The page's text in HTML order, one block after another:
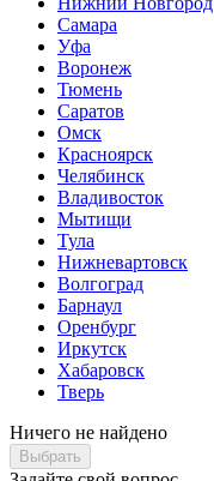
Самара
Уфа
Воронеж
Тюмень
Саратов
Омск
Красноярск
Челябинск
Владивосток
Мытищи
Тула
Нижневартовск
Волгоград
Барнаул
Оренбург
Иркутск
Хабаровск
Тверь
Ничего не найдено
Выбрать